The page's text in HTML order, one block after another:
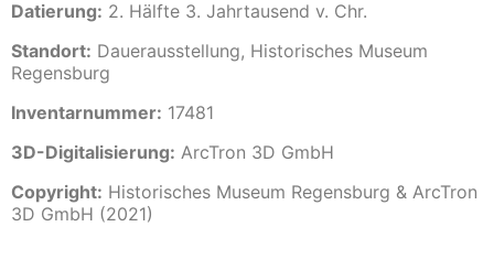
Datierung: 2. Hälfte 3. Jahrtausend v. Chr.
Standort: Dauerausstellung, Historisches Museum
Regensburg
Inventarnummer: 17481
3D-Digitalisierung: ArcTron 3D GmbH
Copyright: Historisches Museum Regensburg & ArcTron
3D GmbH (2021)